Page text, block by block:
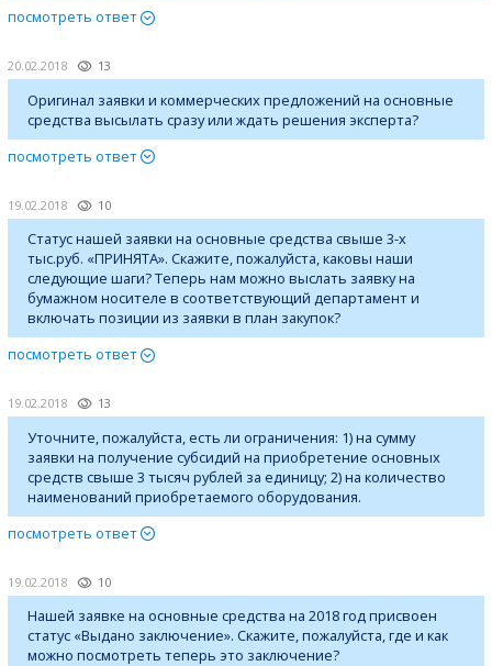
посмотреть ответ
20.02.2018 13
Оригинал заявки и коммерческих предложений на основные
средства высылать сразу или ждать решения эксперта?
посмотреть ответ
19.02.2018 10
Статус нашей заявки на основные средства свыше 3-х
тыс.руб. «ПРИНЯТА». Скажите, пожалуйста, каковы наши
следующие шаги? Теперь нам можно выслать заявку на
бумажном носителе в соответствующий департамент и
включать позиции из заявки в план закупок?
посмотреть ответ
19.02.2018 13
Уточните, пожалуйста, есть ли ограничения: 1) на сумму
заявки на получение субсидий на приобретение основных
средств свыше 3 тысяч рублей за единицу; 2) на количество
наименований приобретаемого оборудования.
посмотреть ответ
19.02.2018 10
Нашей заявке на основные средства на 2018 год присвоен
статус «Выдано заключение». Скажите, пожалуйста, где и как
можно посмотреть теперь это заключение?